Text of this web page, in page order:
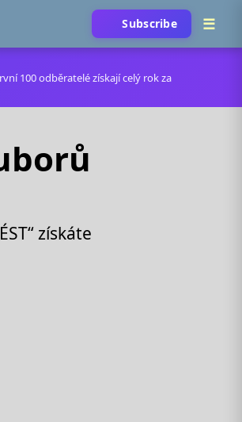
Subscribe
100 odběratelé získají celý rok za
získáte